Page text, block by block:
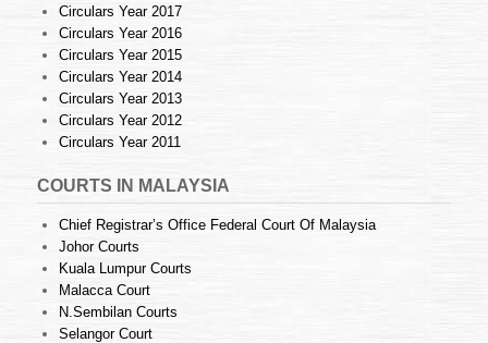
Circulars Year 2017
Circulars Year 2016
Circulars Year 2015
Circulars Year 2014
Circulars Year 2013
Circulars Year 2012
Circulars Year 2011
COURTS IN MALAYSIA
Chief Registrar’s Office Federal Court Of Malaysia
Johor Courts
Kuala Lumpur Courts
Malacca Court
N.Sembilan Courts
Selangor Court